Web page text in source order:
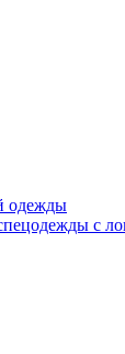
одежды
с